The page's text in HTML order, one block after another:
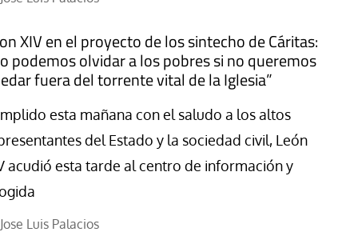
XIV en el proyecto de los sintecho de Cáritas:
podemos olvidar a los pobres si no queremos
fuera del torrente vital de la Iglesia”
esta mañana con el saludo a los altos
del Estado y la sociedad civil, León
acudió esta tarde al centro de información y
Jose Luis Palacios